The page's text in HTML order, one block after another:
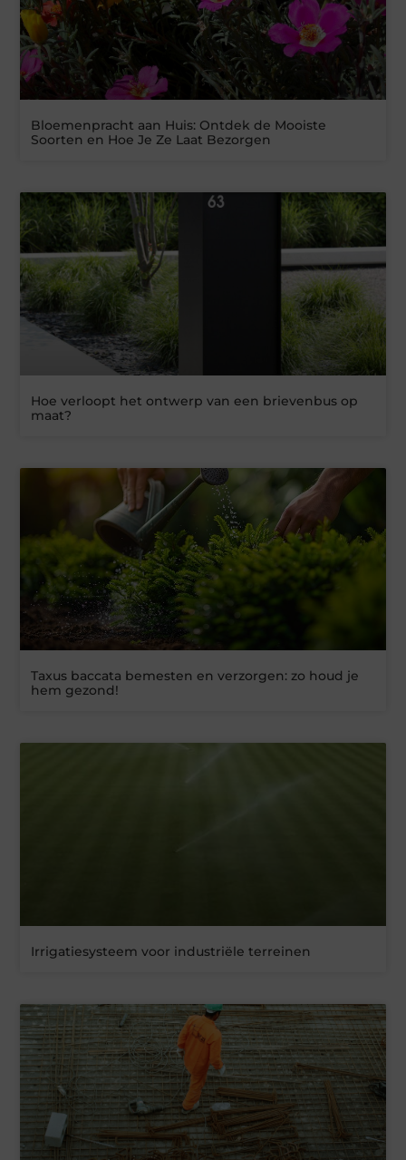
Bloemenpracht aan Huis: Ontdek de Mooiste
Soorten en Hoe Je Ze Laat Bezorgen
Hoe verloopt het ontwerp van een brievenbus op
maat?
Taxus baccata bemesten en verzorgen: zo houd je
hem gezond!
Irrigatiesysteem voor industriële terreinen